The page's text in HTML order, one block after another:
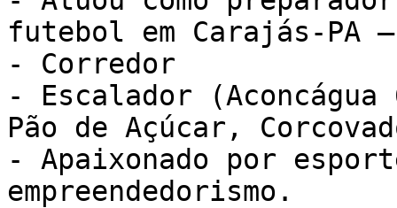
futebol em Carajás-PA –
- Corredor
- Escalador
Pão de Açúcar,
- Apaixonado por
empreendedorismo.